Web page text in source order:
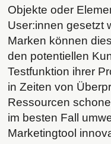
Objekte oder
User:innen gesetzt
Marken können
den potentiellen
Testfunktion ihrer
in Zeiten von
Ressourcen
im besten Fall
Marketingtool